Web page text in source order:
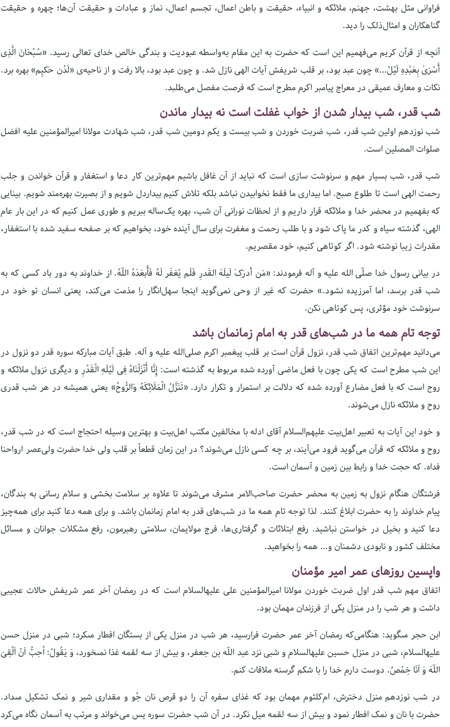
فراوانی مثل بهشت، جهنم، ملائکه و انبیاء، حقیقت و باطن اعمال، تجسم اعمال، نماز و عبادات و حقیقت آن‌ها؛ چهره و حقیقت
گناهکاران و امثال‌ذلک را دید.
آنچه از قرآن کریم می‌فهمیم این است که حضرت به این مقام به‌واسطه عبودیت و بندگی خالص خدای تعالی رسید. «سُبْحَانَ الَّذِی
أَسْرَىٰ بِعَبْدِهِ لَیْلً…» چون عبد بود، بر قلب شریفش آیات الهی نازل شد. و چون عبد بود، بالا رفت و از ناحیه‌ی «لَدُن حَکیِم» بهره برد.
نکات و معارف عمیقی در معراج پیامبر اکرم مطرح است که فرصت مفصل می‌طلبد.
شب قدر، شب بیدار شدن از خواب غفلت است نه بیدار ماندن
شب نوزدهم اولین شب قدر، شب ضربت خوردن و شب بیست و یکم دومین شب قدر، شب شهادت مولانا امیرالمؤمنین علیه افضل
صلوات المصلین است.
شب قدر، شب بسیار مهم و سرنوشت سازی است که نباید از آن غافل باشیم مهم‌ترین کار دعا و استغفار و قرآن خواندن و جلب
رحمت الهی است تا طلوع صبح. اما بیداری ما فقط نخوابیدن نباشد بلکه تلاش کنیم بیداردل شویم و از بصیرت بهره‌مند شویم. بینایی‌
که بفهمیم در محضر خدا و ملائکه قرار داریم و از لحظات نورانی آن شب، بهره یک‌ساله ببریم و طوری عمل کنیم که در این بار عام
الهی، گذشته سیاه و کدر ما پاک شود و با طلب رحمت و مغفرت برای سال آینده خود، بخواهیم که بر صفحه سفید شده با استغفار،
مقدرات زیبا نوشته شود. اگر کوتاهی کنیم، خود مقصریم.
در بیانی رسول خدا صلّی الله علیه و آله فرمودند: «مَن أدرَکَ لَیلَهَ القَدرِ فَلَم یُغفَر لَهُ فَأَبعَدَهُ اللّهُ. از خداوند به دور باد کسى که به
شب قدر برسد، اما آمرزیده نشود.» حضرت که غیر از وحی نمی‌گوید اینجا سهل‌انگار را مذمت می‌کند، یعنی انسان تو خود در
سرنوشت خود مؤثری، پس کوتاهی نکن.
توجه تام همه ما در شب‌های قدر به امام زمانمان باشد
می‌دانید مهم‌ترین اتفاق شب قدر، نزول قرآن است بر قلب پیغمبر اکرم صلی‌الله علیه و آله. طبق آیات مبارکه سوره قدر دو نزول در
این شب مطرح است که یکی چون با فعل ماضی آورده شده مربوط به گذشته است: إِنَّا أَنْزَلْنَاهُ فِی لَیْلَهِ الْقَدْرِ و دیگری نزول ملائکه و
روح است که با فعل مضارع آورده شده که دلالت بر استمرار و تکرار دارد. «تَنَزَّلُ الْمَلَائِکَهُ وَالرُّوحُ» یعنی همیشه در هر شب قدری
روح و ملائکه نازل می‌شوند.
و خود این آیات به تعبیر اهل‌بیت علیهم‌السلام آقای ادله با مخالفین مکتب اهل‌بیت و بهترین وسیله احتجاج است که در شب قدر،
روح و ملائکه که قرآن می‌گوید فرود می‌آیند، بر چه کسی نازل می‌شوند؟ در این زمان قطعاً بر قلب ولی خدا حضرت ولی‌عصر ارواحنا
فداه. که حجت خدا و رابط بین زمین و آسمان است.
فرشتگان هنگام نزول به زمین به محضر حضرت صاحب‌الا‌مر مشرف می‌شوند تا علا‌وه بر سلا‌مت بخشی و سلا‌م رسانی به بندگان،
پیام خداوند را به حضرت ابلا‌غ کنند. لذا توجه تام همه ما در شب‌های قدر به امام زمانمان باشد. و برای همه دعا کنید برای همه‌چیز
دعا کنید و بخیل در خواستن نباشید. رفع ابتلائات و گرفتاری‌ها، فرج مولایمان، سلامتی رهبرمون، رفع مشکلات جوانان و مسائل
مختلف کشور و نابودی دشمنان و… همه را بخواهید.
واپسین روزهای عمر امیر مؤمنان
اتفاق مهم شب قدر اول ضربت خوردن مولانا امیرالمؤمنین على علیه‏السلام است که در رمضان آخر عمر شریفش حالات عجیبى
داشت و هر شب را در منزل یکی از فرزندان مهمان بود.
ابن حجر مى‏گوید: هنگامی‌که رمضان آخر عمر حضرت فرارسید، هر شب در منزل یکى از بستگان افطار مى‏کرد؛ شبى در منزل حسن
علیه‏السلام، شبى در منزل حسین علیه‏السلام و شبى نزد عبد اللّه بن جعفر، و بیش از سه لقمه غذا نمى‏خورد، وَ یَقُولُ: اُحِبُّ اَنْ اَلْقِىَ
اللّهَ وَ اَنَا خِمْصٌ. دوست دارم خدا را با شکم گرسنه ملاقات کنم.
در شب نوزدهم منزل دخترش، ام‌کلثوم مهمان بود که غذاى سفره آن را دو قرص نان جُو و مقدارى شیر و نمک تشکیل مى‏داد.
حضرت با نان ‌و نمک افطار نمود و بیش از سه لقمه میل نکرد. در آن شب حضرت سوره یس مى‌‏خواند و مرتب به آسمان نگاه مى‏‌کرد
صفحه اول روزنامه‌های 14 مرداد 1405 صفحه اول روزنامه‌های 14 مرداد 1405